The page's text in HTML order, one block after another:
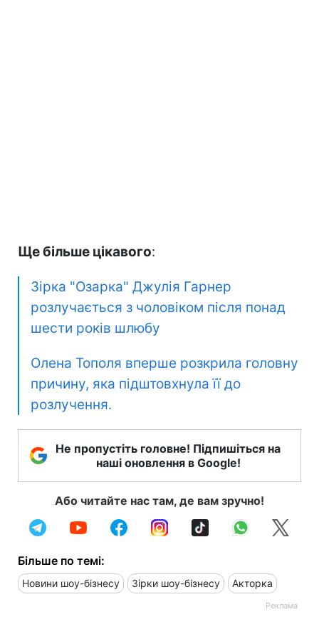
Ще більше цікавого:
Зірка "Озарка" Джулія Гарнер
розлучається з чоловіком після понад
шести років шлюбу
Олена Тополя вперше розкрила головну
причину, яка підштовхнула її до
розлучення.
Не пропустіть головне! Підпишіться на
наші оновлення в Google!
Або читайте нас там, де вам зручно!
Більше по темі:
Новини шоу-бізнесу Зірки шоу-бізнесу Акторка